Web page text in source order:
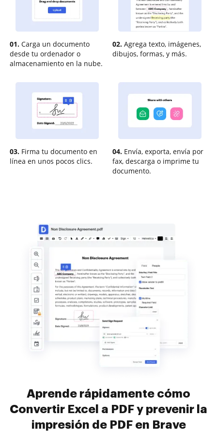
01. Carga un documento
desde tu ordenador o
almacenamiento en la nube.
02. Agrega texto, imágenes,
dibujos, formas, y más.
03. Firma tu documento en
línea en unos pocos clics.
04. Envía, exporta, envía por
fax, descarga o imprime tu
documento.
Aprende rápidamente cómo
Convertir Excel a PDF y prevenir la
impresión de PDF en Brave